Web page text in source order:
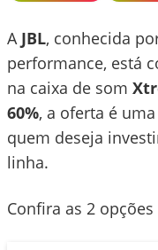
A JBL, conhecida
performance, está
na caixa de som
60%, a oferta é
quem deseja
linha.
Confira as 2